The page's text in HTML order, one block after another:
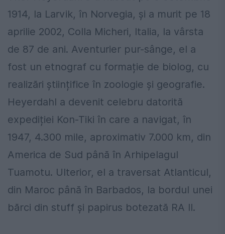
1914, la Larvik, în Norvegia, și a murit pe 18
aprilie 2002, Colla Micheri, Italia, la vârsta
de 87 de ani. Aventurier pur-sânge, el a
fost un etnograf cu formație de biolog, cu
realizări științifice în zoologie și geografie.
Heyerdahl a devenit celebru datorită
expediției Kon-Tiki în care a navigat, în
1947, 4.300 mile, aproximativ 7.000 km, din
America de Sud până în Arhipelagul
Tuamotu. Ulterior, el a traversat Atlanticul,
din Maroc până în Barbados, la bordul unei
bărci din stuff și papirus botezată RA II.